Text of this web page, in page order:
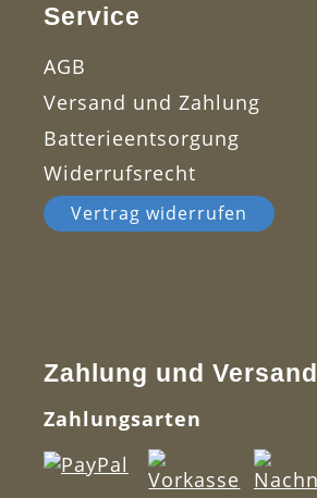
Service
AGB
Versand und Zahlung
Batterieentsorgung
Widerrufsrecht
Vertrag widerrufen
Zahlung und Versand
Zahlungsarten